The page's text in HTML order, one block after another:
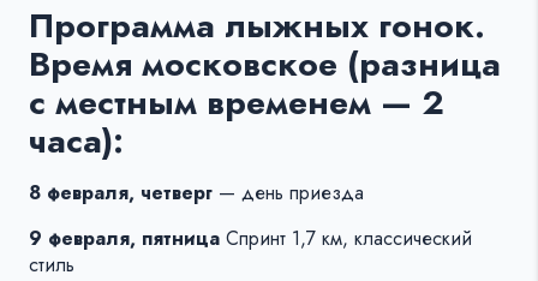
Программа лыжных гонок.
Время московское (разница
с местным временем — 2
часа):
8 февраля, четверг — день приезда
9 февраля, пятница Спринт 1,7 км, классический
стиль